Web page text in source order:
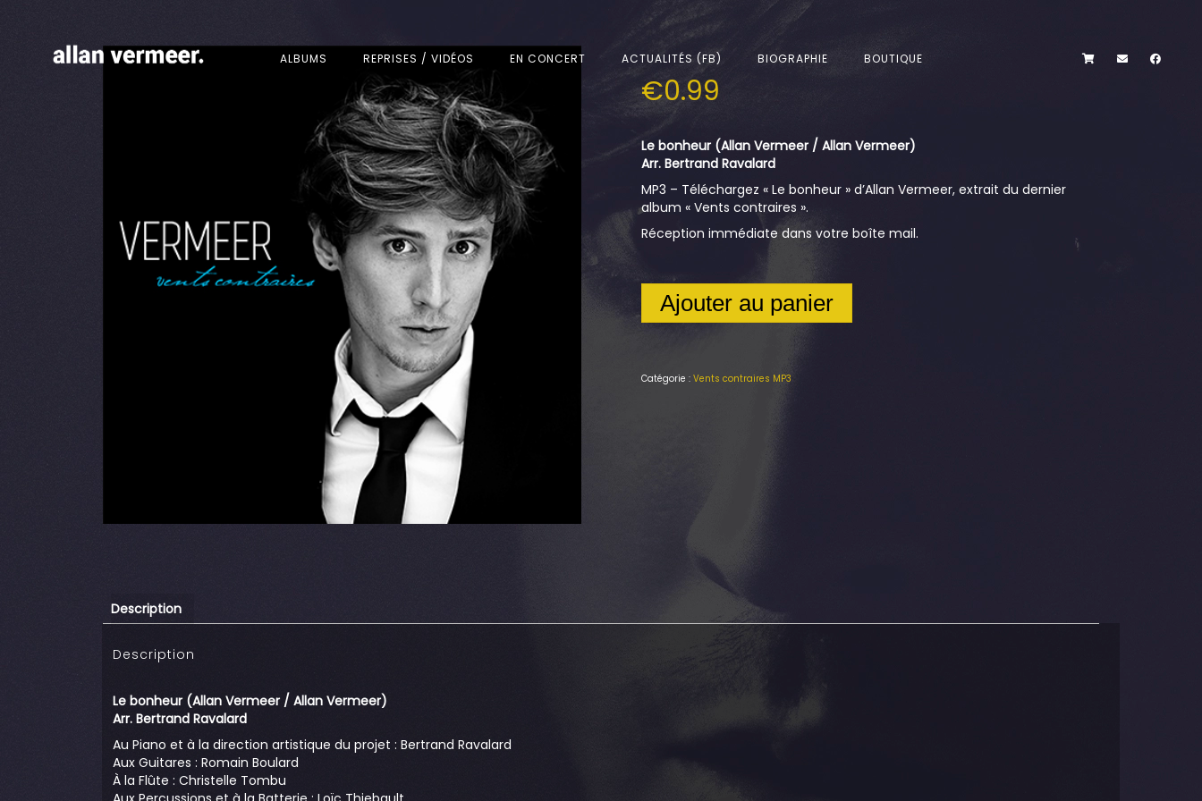
ALBUMS REPRISES / VIDÉOS EN CONCERT ACTUALITÉS (FB) BIOGRAPHIE BOUTIQUE
€0.99
Le bonheur (Allan Vermeer / Allan Vermeer)
Arr. Bertrand Ravalard
MP3 – Téléchargez « Le bonheur » d’Allan Vermeer, extrait du dernier
album « Vents contraires ».
Réception immédiate dans votre boîte mail.
Ajouter au panier
Catégorie : Vents contraires MP3
Description
Description
Le bonheur (Allan Vermeer / Allan Vermeer)
Arr. Bertrand Ravalard
Au Piano et à la direction artistique du projet : Bertrand Ravalard
Aux Guitares : Romain Boulard
À la Flûte : Christelle Tombu